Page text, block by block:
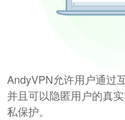
AndyVPN允许用户通过
并且可以隐匿用户的真
私保护。